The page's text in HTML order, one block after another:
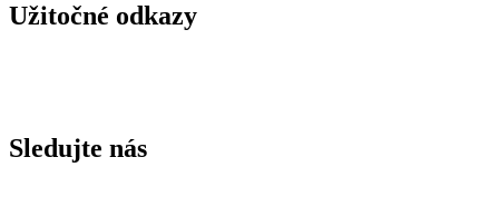
Užitočné odkazy
Sledujte nás